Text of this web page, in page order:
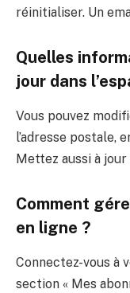
réinitialiser. Un
Quelles
jour dans
Vous pouvez
l’adresse postale,
Mettez aussi à
Comment
en ligne ?
Connectez-vous à
section « Mes